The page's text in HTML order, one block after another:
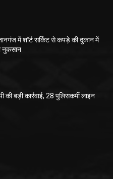
में शॉर्ट सर्किट से कपड़े की दुकान में
नुकसान
की बड़ी कार्रवाई, 28 पुलिसकर्मी लाइन